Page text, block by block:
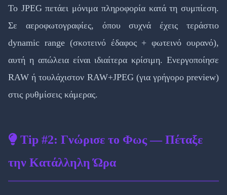
Το JPEG πετάει μόνιμα πληροφορία κατά τη συμπίεση.
Σε αεροφωτογραφίες, όπου συχνά έχεις τεράστιο
dynamic range (σκοτεινό έδαφος + φωτεινό ουρανό),
αυτή η απώλεια είναι ιδιαίτερα κρίσιμη. Ενεργοποίησε
RAW ή τουλάχιστον RAW+JPEG (για γρήγορο preview)
στις ρυθμίσεις κάμερας.
Tip #2: Γνώρισε το Φως — Πέταξε
την Κατάλληλη Ώρα